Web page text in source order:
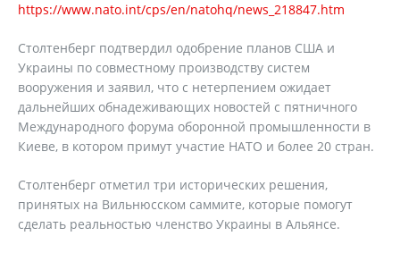
https://www.nato.int/cps/en/natohq/news_218847.htm
Столтенберг подтвердил одобрение планов США и
Украины по совместному производству систем
вооружения и заявил, что с нетерпением ожидает
дальнейших обнадеживающих новостей с пятничного
Международного форума оборонной промышленности в
Киеве, в котором примут участие НАТО и более 20 стран.
Столтенберг отметил три исторических решения,
принятых на Вильнюсском саммите, которые помогут
сделать реальностью членство Украины в Альянсе.